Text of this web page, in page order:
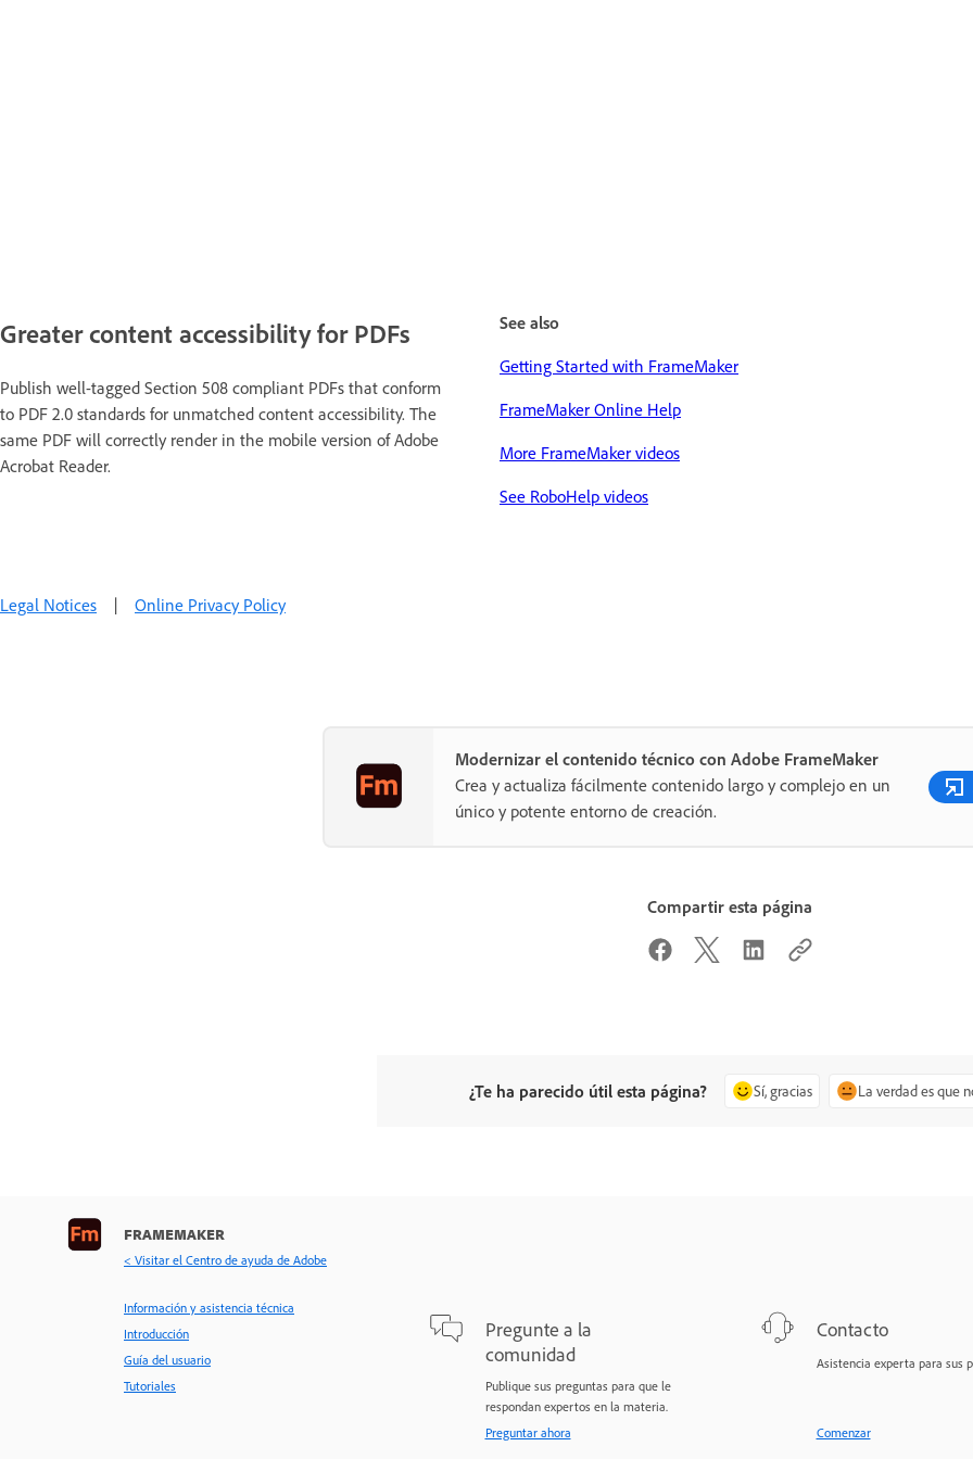
Greater content accessibility for PDFs
Publish well-tagged Section 508 compliant PDFs that conform
to PDF 2.0 standards for unmatched content accessibility. The
same PDF will correctly render in the mobile version of Adobe
Acrobat Reader.
See also
Getting Started with FrameMaker
FrameMaker Online Help
More FrameMaker videos
See RoboHelp videos
Legal Notices | Online Privacy Policy
Modernizar el contenido técnico con Adobe FrameMaker
Crea y actualiza fácilmente contenido largo y complejo en un
único y potente entorno de creación.
Compartir esta página
¿Te ha parecido útil esta página? Sí, gracias La verdad es que
FRAMEMAKER
< Visitar el Centro de ayuda de Adobe
Información y asistencia técnica
Introducción
Guía del usuario
Tutoriales
Pregunte a la
comunidad
Publique sus preguntas para que le
respondan expertos en la materia.
Preguntar ahora
Contacto
Asistencia experta para sus
Comenzar